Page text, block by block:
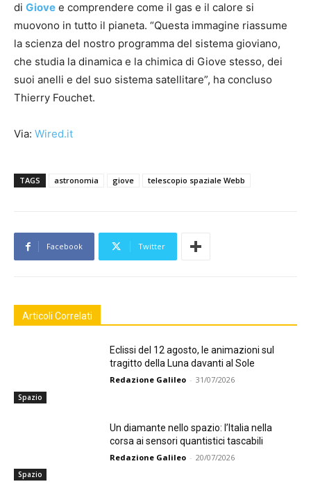
di Giove e comprendere come il gas e il calore si
muovono in tutto il pianeta. “Questa immagine riassume
la scienza del nostro programma del sistema gioviano,
che studia la dinamica e la chimica di Giove stesso, dei
suoi anelli e del suo sistema satellitare”, ha concluso
Thierry Fouchet.
Via: Wired.it
TAGS astronomia giove telescopio spaziale Webb
Facebook Twitter
Articoli Correlati
Spazio
Eclissi del 12 agosto, le animazioni sul
tragitto della Luna davanti al Sole
Redazione Galileo - 31/07/2026
Spazio
Un diamante nello spazio: l’Italia nella
corsa ai sensori quantistici tascabili
Redazione Galileo - 20/07/2026